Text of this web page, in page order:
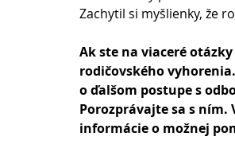
Zachytil si myšlienky, že
Ak ste na viaceré
rodičovského
o ďalšom postupe s
Porozprávajte sa s
informácie o možnej